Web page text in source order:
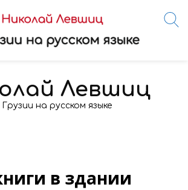
Левшиц
Грузии на русском языке
в здании